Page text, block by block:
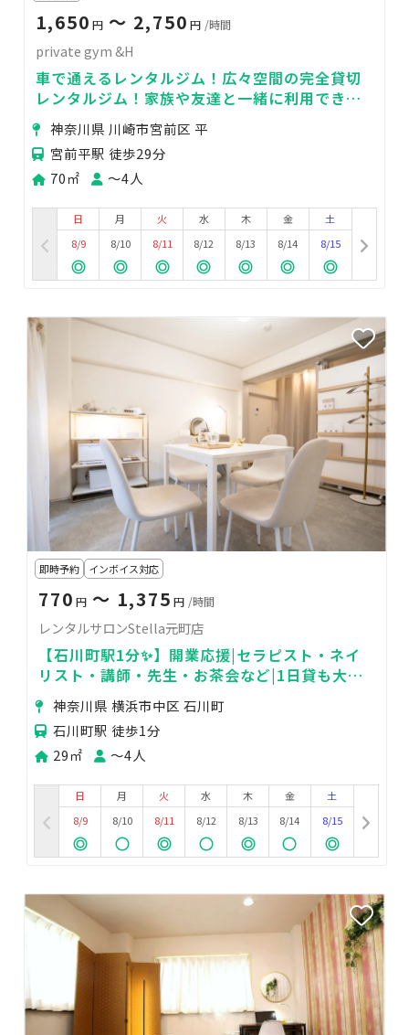
1,650 円 〜 2,750 円 /時間
private gym &H
車で通えるレンタルジム！広々空間の完全貸切
レンタルジム！家族や友達と一緒に利用でき
る！神奈川県 川崎市宮前区 平
宮前平駅 徒歩29分
70㎡
〜4人
日
8/9
月
8/10
火
8/11
水
8/12
木
8/13
金
8/14
土
8/15
即時予約 インボイス対応
770 円〜 1,375 円 /時間
レンタルサロンStella元町店
【石川町駅1分✨】開業応援|セラピスト・ネイ
リスト・講師・先生・お茶会など|1日貸も大歓
迎🌟神奈川県 横浜市中区 石川町
石川町駅 徒歩1分
29㎡
〜4人
日
8/9
月
8/10
火
8/11
水
8/12
木
8/13
金
8/14
土
8/15